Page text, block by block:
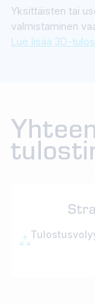
Yksittäisten tai
valmistaminen
Lue lisää 3D-